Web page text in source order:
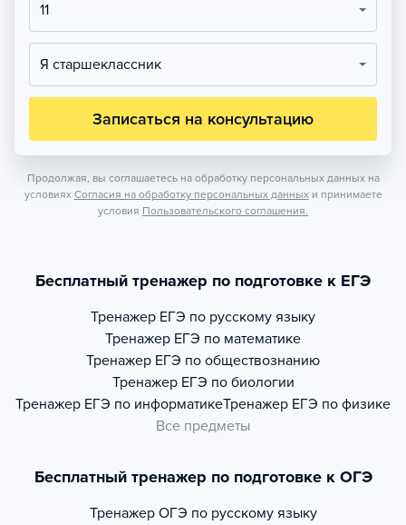
11
Я старшеклассник
Записаться на консультацию
Продолжая, вы соглашаетесь на обработку персональных данных на
условиях Согласия на обработку персональных данных и принимаете
условия Пользовательского соглашения.
Бесплатный тренажер по подготовке к ЕГЭ
Тренажер ЕГЭ по русскому языку
Тренажер ЕГЭ по математике
Тренажер ЕГЭ по обществознанию
Тренажер ЕГЭ по биологии
Тренажер ЕГЭ по информатикеТренажер ЕГЭ по физике
Все предметы
Бесплатный тренажер по подготовке к ОГЭ
Тренажер ОГЭ по русскому языку